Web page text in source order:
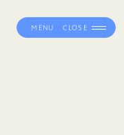
MENU CLOSE